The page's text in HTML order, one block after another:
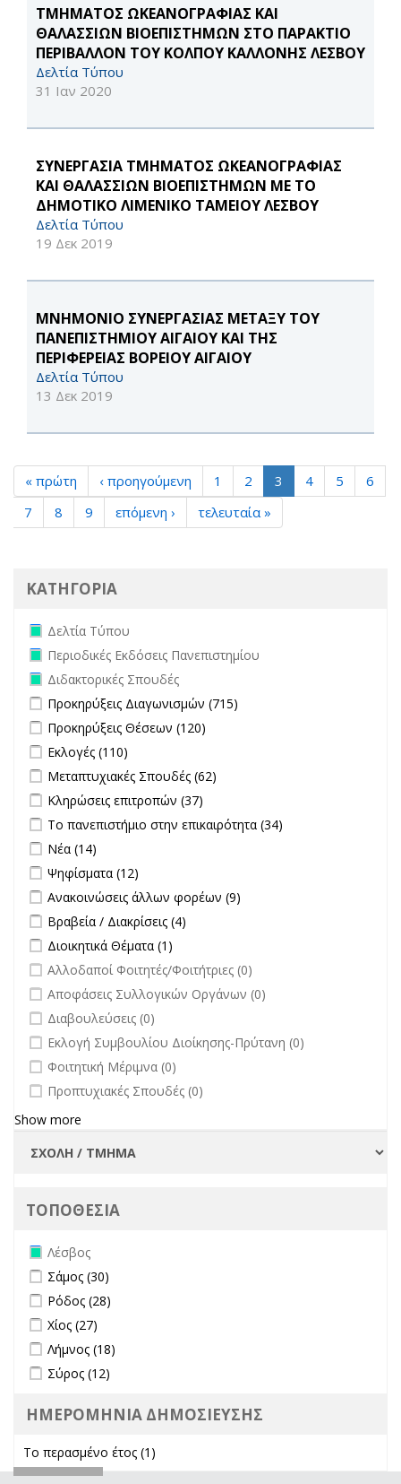
ΤΜΗΜΑΤΟΣ ΩΚΕΑΝΟΓΡΑΦΙΑΣ ΚΑΙ
ΘΑΛΑΣΣΙΩΝ ΒΙΟΕΠΙΣΤΗΜΩΝ ΣΤΟ ΠΑΡΑΚΤΙΟ
ΠΕΡΙΒΑΛΛΟΝ ΤΟΥ ΚΟΛΠΟΥ ΚΑΛΛΟΝΗΣ ΛΕΣΒΟΥ
Δελτία Τύπου
31 Ιαν 2020
ΣΥΝΕΡΓΑΣΙΑ ΤΜΗΜΑΤΟΣ ΩΚΕΑΝΟΓΡΑΦΙΑΣ
ΚΑΙ ΘΑΛΑΣΣΙΩΝ ΒΙΟΕΠΙΣΤΗΜΩΝ ΜΕ ΤΟ
ΔΗΜΟΤΙΚΟ ΛΙΜΕΝΙΚΟ ΤΑΜΕΙΟΥ ΛΕΣΒΟΥ
Δελτία Τύπου
19 Δεκ 2019
ΜΝΗΜΟΝΙΟ ΣΥΝΕΡΓΑΣΙΑΣ ΜΕΤΑΞΥ ΤΟΥ
ΠΑΝΕΠΙΣΤΗΜΙΟΥ ΑΙΓΑΙΟΥ ΚΑΙ ΤΗΣ
ΠΕΡΙΦΕΡΕΙΑΣ ΒΟΡΕΙΟΥ ΑΙΓΑΙΟΥ
Δελτία Τύπου
13 Δεκ 2019
« πρώτη ‹ προηγούμενη 1 2 3 4 5
6
7
8 9 επόμενη › τελευταία »
ΚΑΤΗΓΟΡΙΑ
Remove Δελτία Τύπου filter
Δελτία Τύπου
Remove Περιοδικές Εκδόσεις Πανεπιστημίου filter
Περιοδικές Εκδόσεις Πανεπιστημίου
Remove Διδακτορικές Σπουδές filter
Διδακτορικές Σπουδές
Apply Προκηρύξεις Διαγωνισμών filter
Προκηρύξεις Διαγωνισμών (715)
Apply Προκηρύξεις Θέσεων filter
Προκηρύξεις Θέσεων (120)
Apply Εκλογές filter
Εκλογές (110)
Apply Μεταπτυχιακές Σπουδές filter
Μεταπτυχιακές Σπουδές (62)
Apply Κληρώσεις επιτροπών filter
Κληρώσεις επιτροπών (37)
Apply Το πανεπιστήμιο στην επικαιρότητα filter
Το πανεπιστήμιο στην επικαιρότητα (34)
Apply Νέα filter
Νέα (14)
Apply Ψηφίσματα filter
Ψηφίσματα (12)
Apply Ανακοινώσεις άλλων φορέων filter
Ανακοινώσεις άλλων φορέων (9)
Apply Βραβεία / Διακρίσεις filter
Βραβεία / Διακρίσεις (4)
Apply Διοικητικά Θέματα filter
Διοικητικά Θέματα (1)
undefined
Αλλοδαποί Φοιτητές/Φοιτήτριες (0)
undefined
Αποφάσεις Συλλογικών Οργάνων (0)
undefined
Διαβουλεύσεις (0)
undefined
Εκλογή Συμβουλίου Διοίκησης-Πρύτανη (0)
undefined
Φοιτητική Μέριμνα (0)
undefined
Προπτυχιακές Σπουδές (0)
Show more
ΤΟΠΟΘΕΣΙΑ
Remove Λέσβος filter
Λέσβος
Apply Σάμος filter
Σάμος (30)
Apply Ρόδος filter
Ρόδος (28)
Apply Χίος filter
Χίος (27)
Apply Λήμνος filter
Λήμνος (18)
Apply Σύρος filter
Σύρος (12)
ΗΜΕΡΟΜΗΝΙΑ ΔΗΜΟΣΙΕΥΣΗΣ
Το περασμένο έτος (1)